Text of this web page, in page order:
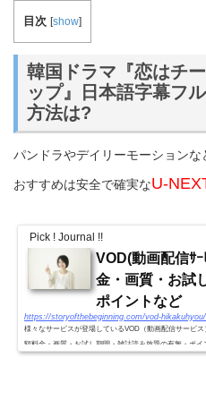
目次 [show]
韓国ドラマ『恋はチ
ップ』日本語字幕フ
方法は?
パンドラやデイリーモーションな
おすすめは安全で確実なU-
Pick ! Journal !!
VOD(動画配信ｻ
金・画質・お試
ポイントなど
https://storyofthebeginning.com/vod-hikakuhyou/
様々なサービスが登場しているVOD（動画配信サービ
額料金・画質・お試し期間・雑誌読み放題の有無・ポイ